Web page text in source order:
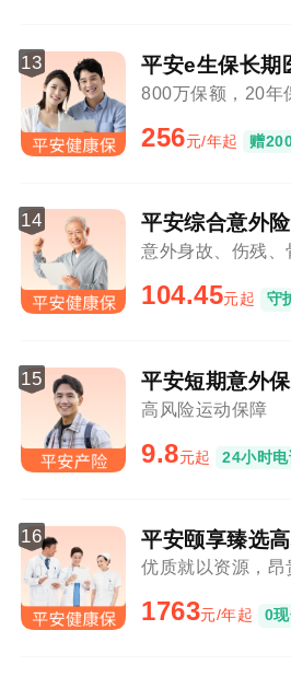
13 平安e生保长期
800万保额，20年
256元/年起 赠
14 平安综合意外险
104.45元起 守
15 平安短期意外
高风险运动保障
9.8元起 24小时
16 平安颐享臻选
优质就以资源，昂
1763元/年起 0